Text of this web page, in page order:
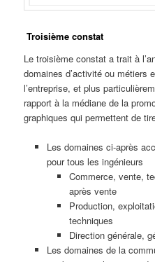
Troisième constat
Le troisième constat a trait à
domaines d’activité ou métiers
l’entreprise, et plus
rapport à la médiane de la
graphiques qui permettent de
Les domaines ci-après
pour tous les ingénieurs
Commerce, vente,
après vente
Production,
techniques
Direction générale,
Les domaines de la